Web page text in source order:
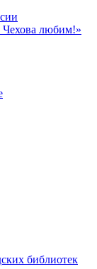
Чехова любим!»
библиотек